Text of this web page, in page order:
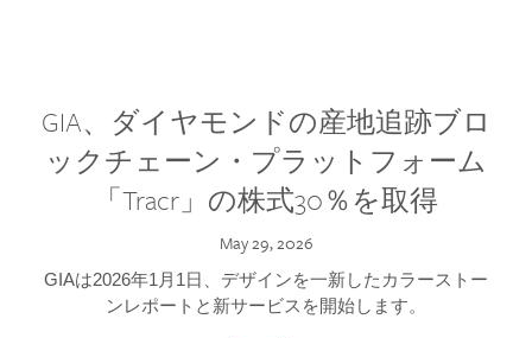
GIA、ダイヤモンドの産地追跡ブロ
ックチェーン・プラットフォーム
「Tracr」の株式30％を取得
May 29, 2026
GIAは2026年1月1日、デザインを一新したカラーストー
ンレポートと新サービスを開始します。